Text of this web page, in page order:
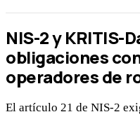
NIS-2 y KRITIS-
obligaciones
operadores de
El artículo 21 de NIS-2